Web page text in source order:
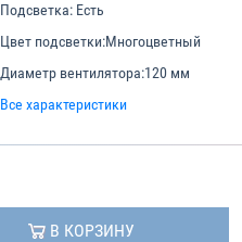
Подсветка:Есть
Цвет подсветки:Многоцветный
Диаметр вентилятора:120 мм
Все характеристики
В КОРЗИНУ